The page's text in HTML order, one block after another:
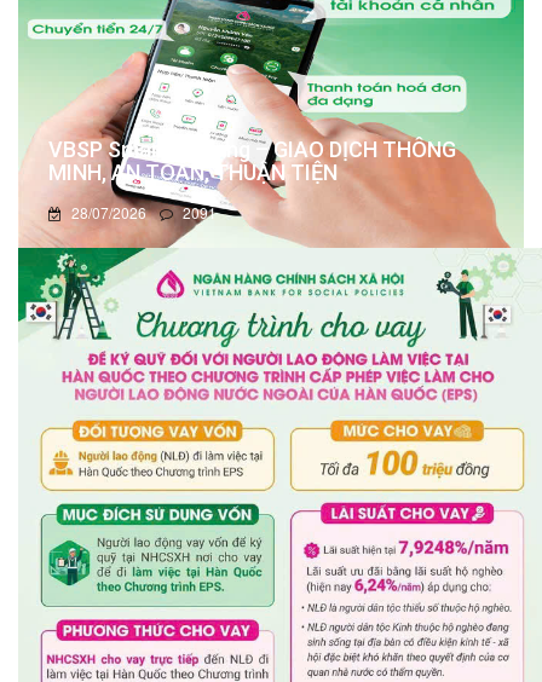
VBSP Smart Banking – GIAO DỊCH THÔNG
MINH, AN TOÀN, THUẬN TIỆN
28/07/2026 2091